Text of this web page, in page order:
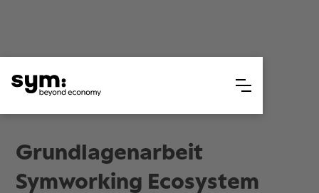
Grundlagenarbeit
Symworking Ecosystem